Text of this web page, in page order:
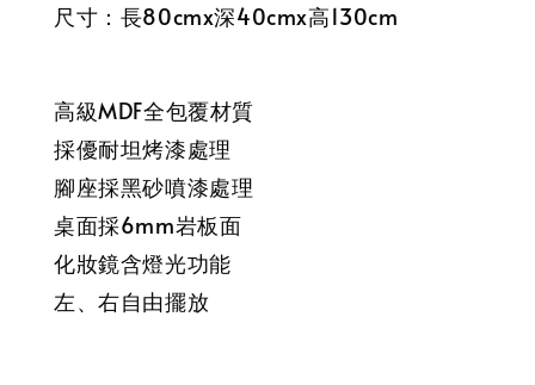
尺寸：長80cmx深40cmx高130cm
高級MDF全包覆材質
採優耐坦烤漆處理
腳座採黑砂噴漆處理
桌面採6mm岩板面
化妝鏡含燈光功能
左、右自由擺放